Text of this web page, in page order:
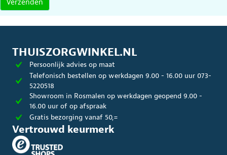
THUISZORGWINKEL.NL
Persoonlijk advies op maat
Telefonisch bestellen op werkdagen 9.00 - 16.00 uur 073-
5220518
Showroom in Rosmalen op werkdagen geopend 9.00 -
16.00 uur of op afspraak
Gratis bezorging vanaf 50,=
Vertrouwd keurmerk